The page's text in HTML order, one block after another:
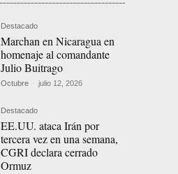
Destacado
Marchan en Nicaragua en
homenaje al comandante
Julio Buitrago
Octubre - julio 12, 2026
Destacado
EE.UU. ataca Irán por
tercera vez en una semana,
CGRI declara cerrado
Ormuz